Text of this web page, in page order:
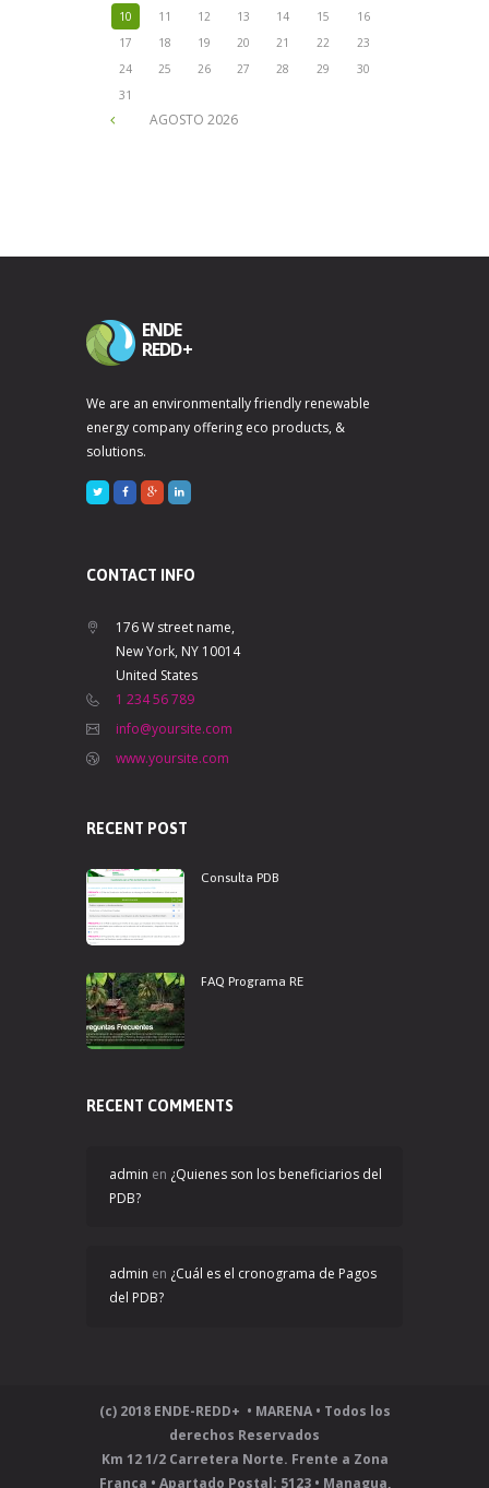
AGOSTO 2026
10
11 12 13 14 15
16
17
18 19 20 21 22
23
24
25 26 27 28 29
30
31
ENDE
REDD+
We are an environmentally friendly renewable
energy company offering eco products, &
solutions.
CONTACT INFO
176 W street name,
New York, NY 10014
United States
1 234 56 789
info@yoursite.com
www.yoursite.com
RECENT POST
Consulta PDB
FAQ Programa RE
RECENT COMMENTS
admin en ¿Quienes son los beneficiarios del
PDB?
admin en ¿Cuál es el cronograma de Pagos
del PDB?
(c) 2018 ENDE-REDD+ • MARENA • Todos los
derechos Reservados
Km 12 1/2 Carretera Norte. Frente a Zona
Franca • Apartado Postal: 5123 • Managua,